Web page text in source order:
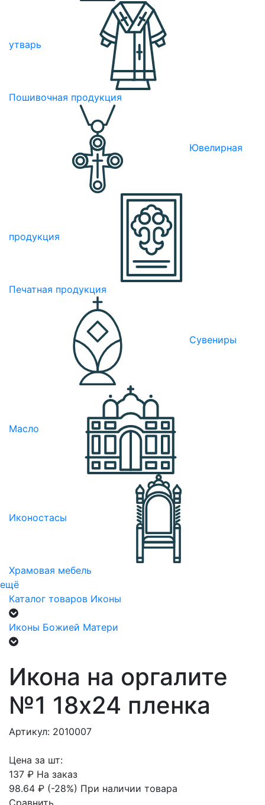
утварь
Пошивочная продукция
Ювелирная
продукция
Печатная продукция
Сувениры
Масло
Иконостасы
Храмовая мебель
ещё
Каталог товаров Иконы
Иконы Божией Матери
Икона на оргалите
№1 18х24 пленка
Артикул: 2010007
Цена за шт:
137 ₽ На заказ
98.64 ₽ (-28%) При наличии товара
Сравнить